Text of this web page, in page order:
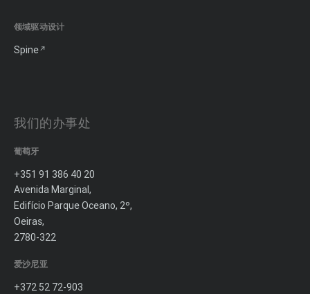
领域驱动设计
Spine
我们的办事处
葡萄牙
+351 91 386 40 20
Avenida Marginal,
Edifício Parque Oceano, 2º,
Oeiras,
2780-322
爱沙尼亚
+372 52 72-903